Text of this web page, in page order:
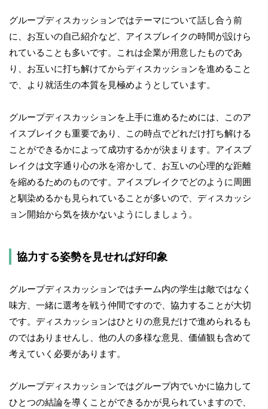
グループディスカッションではテーマについて話し合う前
に、お互いの自己紹介など、アイスブレイクの時間が設けら
れていることも多いです。これは企業が用意したものであ
り、お互いに打ち解けてからディスカッションを進めること
で、より就活生の本質を見極めようとしています。
グループディスカッションを上手に進めるためには、このア
イスブレイクも重要であり、この時点でどれだけ打ち解ける
ことができるかによって成功するかが決まります。アイスブ
レイクは文字通り心の氷を溶かして、お互いの心理的な距離
を縮めるためのものです。アイスブレイクでどのように周囲
と馴染めるかも見られていることが多いので、ディスカッシ
ョン開始から気を抜かないようにしましょう。
協力する姿勢を見せれば好印象
グループディスカッションではチーム内の学生は敵ではなく
味方、一緒に選考を戦う仲間ですので、協力することが大切
です。ディスカッションはひとりの意見だけで進められるも
のではありませんし、他の人の多様な意見、価値観も含めて
考えていく必要があります。
グループディスカッションではグループ内でいかに協力して
ひとつの結論を導くことができるかが見られていますので、